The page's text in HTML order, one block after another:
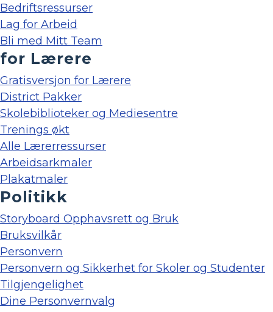
Bedriftsressurser
Lag for Arbeid
Bli med Mitt Team
for Lærere
Gratisversjon for Lærere
District Pakker
Skolebiblioteker og Mediesentre
Trenings økt
Alle Lærerressurser
Arbeidsarkmaler
Plakatmaler
Politikk
Storyboard Opphavsrett og Bruk
Bruksvilkår
Personvern
Personvern og Sikkerhet for Skoler og Studenter
Tilgjengelighet
Dine Personvernvalg